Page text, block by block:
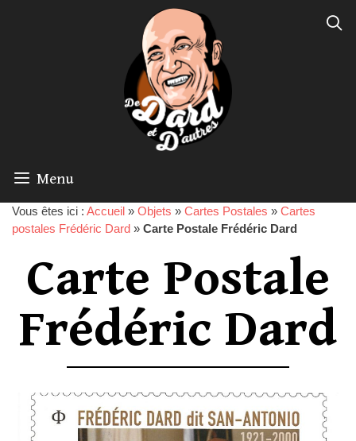
Menu
Vous êtes ici : Accueil » Objets » Cartes Postales » Cartes
postales Frédéric Dard » Carte Postale Frédéric Dard
Carte Postale
Frédéric Dard